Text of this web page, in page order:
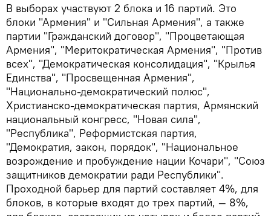
В выборах участвуют 2 блока и 16 партий. Это
блоки "Армения" и "Сильная Армения", а также
партии "Гражданский договор", "Процветающая
Армения", "Меритократическая Армения", "Против
всех", "Демократическая консолидация", "Крылья
Единства", "Просвещенная Армения",
"Национально-демократический полюс",
Христианско-демократическая партия, Армянский
национальный конгресс, "Новая сила",
"Республика", Реформистская партия,
"Демократия, закон, порядок", "Национальное
возрождение и пробуждение нации Кочари", "Союз
защитников демократии ради Республики".
Проходной барьер для партий составляет 4%, для
блоков, в которые входят до трех партий, — 8%,